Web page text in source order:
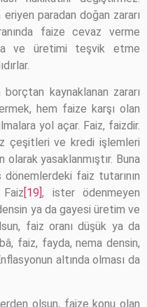
eriyen paradan doğan zararı
faize cevaz verme
ve üretimi teşvik etme
kaynaklanan zararı
hem faize karşı olan
yol açar. Faiz, faizdir.
çeşitleri ve kredi işlemleri
olarak yasaklanmıştır. Buna
faiz tutarının
[19] , ister ödenmeyen
ya da gayesi üretim ve
faiz oranı düşük ya da
faiz, fayda, nema densin,
altında olması da
olsun, faize konu olan